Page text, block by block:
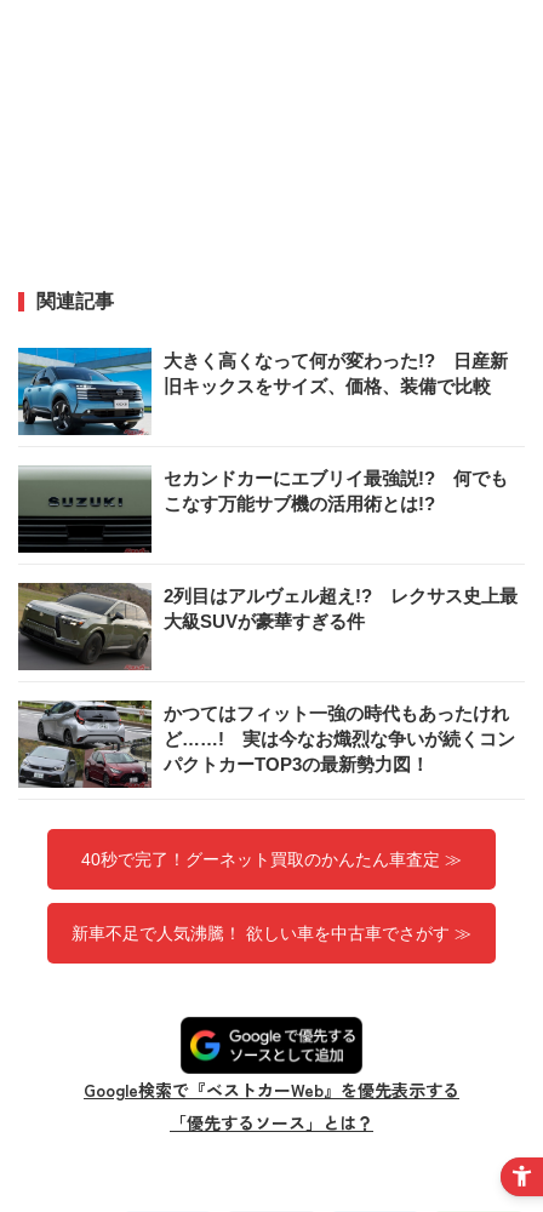
関連記事
大きく高くなって何が変わった!? 日産新
旧キックスをサイズ、価格、装備で比較
セカンドカーにエブリイ最強説!? 何でも
こなす万能サブ機の活用術とは!?
2列目はアルヴェル超え!? レクサス史上最
大級SUVが豪華すぎる件
かつてはフィット一強の時代もあったけれ
ど……! 実は今なお熾烈な争いが続くコン
パクトカーTOP3の最新勢力図！
40秒で完了！グーネット買取のかんたん車査定 ≫
新車不足で人気沸騰！ 欲しい車を中古車でさがす ≫
Google検索で『ベストカーWeb』を優先表示する
「優先するソース」とは？